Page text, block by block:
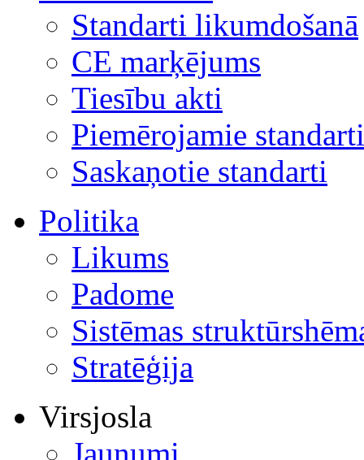
Standarti likumdošanā
CE marķējums
Tiesību akti
Piemērojamie standarti
Saskaņotie standarti
Politika
Likums
Padome
Sistēmas
Stratēģija
Virsjosla
Jaunumi